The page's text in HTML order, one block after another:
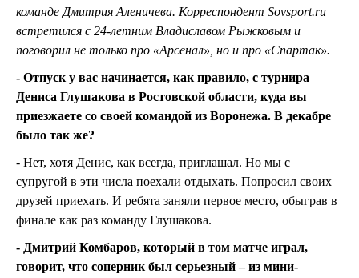
команде Дмитрия Аленичева. Корреспондент Sovsport.ru
встретился с 24-летним Владиславом Рыжковым и
поговорил не только про «Арсенал», но и про «Спартак».
- Отпуск у вас начинается, как правило, с турнира
Дениса Глушакова в Ростовской области, куда вы
приезжаете со своей командой из Воронежа. В декабре
было так же?
- Нет, хотя Денис, как всегда, приглашал. Но мы с
супругой в эти числа поехали отдыхать. Попросил своих
друзей приехать. И ребята заняли первое место, обыграв в
финале как раз команду Глушакова.
- Дмитрий Комбаров, который в том матче играл,
говорит, что соперник был серьезный – из мини-